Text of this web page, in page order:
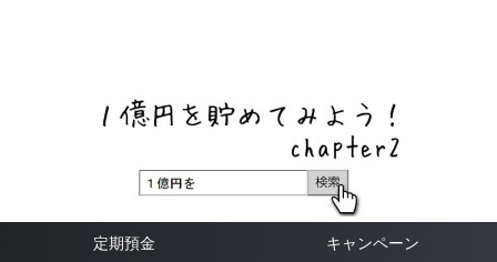
定期預金 キャンペーン